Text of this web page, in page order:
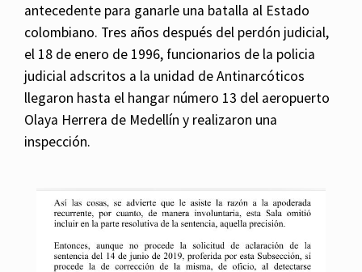
antecedente para ganarle una batalla al Estado
colombiano. Tres años después del perdón judicial,
el 18 de enero de 1996, funcionarios de la policia
judicial adscritos a la unidad de Antinarcóticos
llegaron hasta el hangar número 13 del aeropuerto
Olaya Herrera de Medellín y realizaron una
inspección.